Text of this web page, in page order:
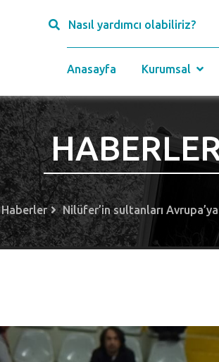
Nasıl yardımcı olabiliriz?
Anasayfa Kurumsal
Haberler Nilüfer’in sultanları